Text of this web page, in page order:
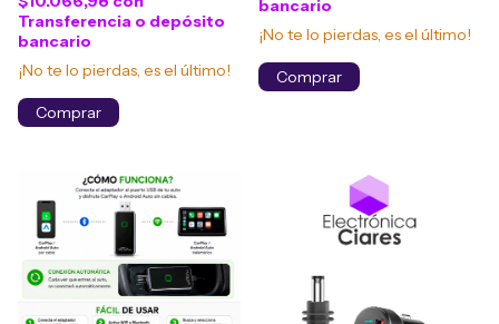
Transferencia o depósito
bancario
¡No te lo pierdas, es el último!
bancario
¡No te lo pierdas, es el último!